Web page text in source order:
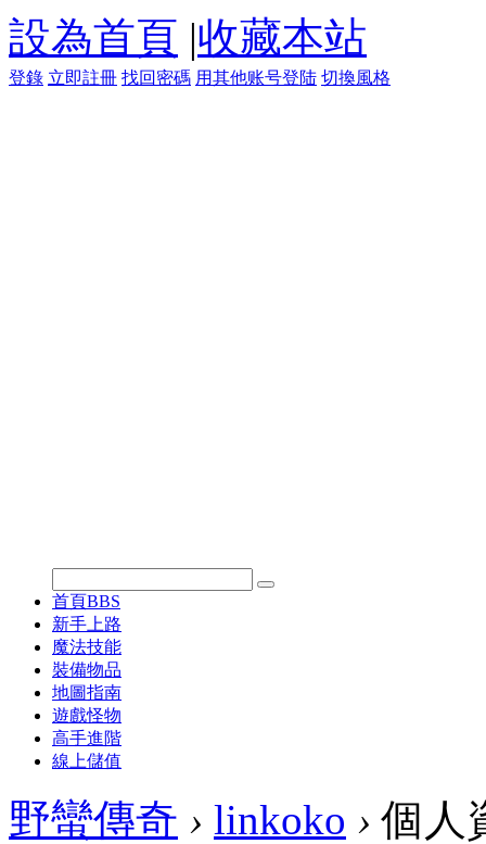
設為首頁 |收藏本站
登錄 立即註冊 找回密碼 用其他账号登陆 切換風格
首頁BBS
新手上路
魔法技能
裝備物品
地圖指南
遊戲怪物
高手進階
線上儲值
野蠻傳奇 › linkoko › 個人